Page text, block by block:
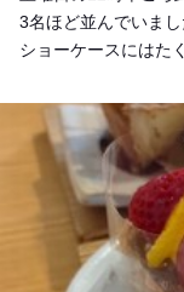
3名ほど並んでいま
ショーケースにはた